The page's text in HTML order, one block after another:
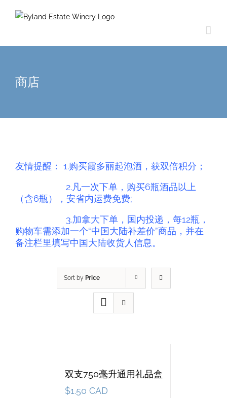
商店
友情提醒： 1.购买霞多丽起泡酒，获双倍积分；
2.凡一次下单，购买6瓶酒品以上
（含6瓶），安省内运费免费;
3.加拿大下单，国内投递，每12瓶，
购物车需添加一个“中国大陆补差价”商品，并在
备注栏里填写中国大陆收货人信息。
Sort by Price
双支750毫升通用礼品盒
$1.50 CAD